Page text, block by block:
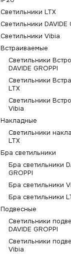
Светильники LTX
Светильники DAVIDE
Светильники Vibia
Встраиваемые
Светильники
DAVIDE GROPPI
Светильники
LTX
Светильники
Vibia
Накладные
Светильники
LTX
Бра светильники
Бра светильники
GROPPI
Бра светильники
Бра светильники
Подвесные
Светильники
DAVIDE GROPPI
Светильники
Vibia